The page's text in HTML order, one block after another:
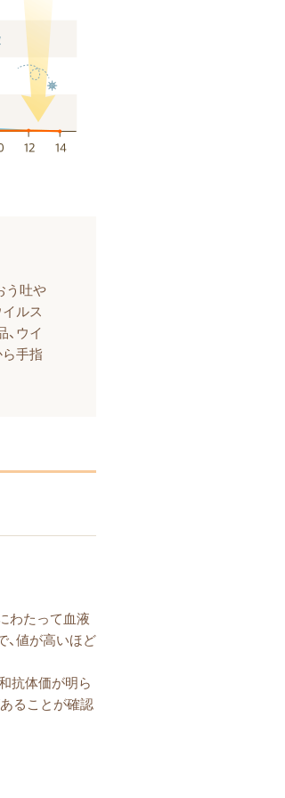
う吐や
ルス
ウイ
手指
わたって血液
値が高いほど
抗体価が明ら
ることが確認